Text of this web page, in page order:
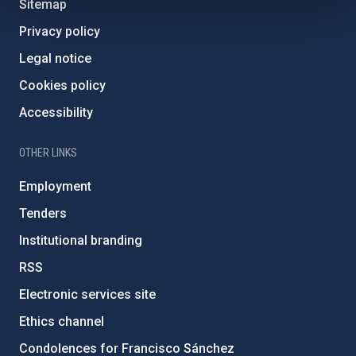
Sitemap
Privacy policy
Legal notice
Cookies policy
Accessibility
OTHER LINKS
Employment
Tenders
Institutional branding
RSS
Electronic services site
Ethics channel
Condolences for Francisco Sánchez